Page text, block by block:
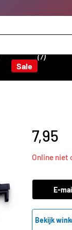
Sale
(7)
7,95
Online niet
E-
Bekijk